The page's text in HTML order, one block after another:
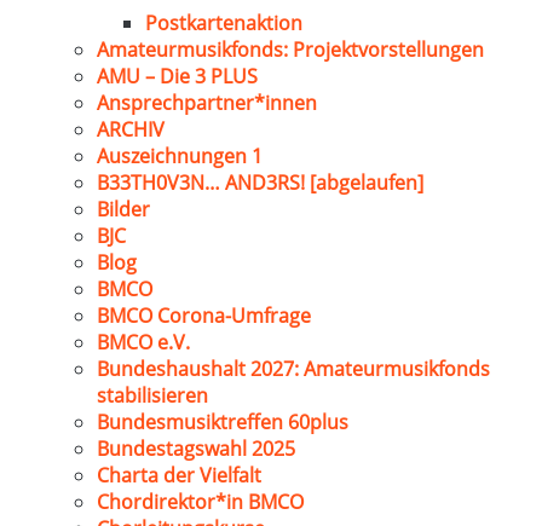
Postkartenaktion
Amateurmusikfonds: Projektvorstellungen
AMU – Die 3 PLUS
Ansprechpartner*innen
ARCHIV
Auszeichnungen 1
B33TH0V3N… AND3RS! [abgelaufen]
Bilder
BJC
Blog
BMCO
BMCO Corona-Umfrage
BMCO e.V.
Bundeshaushalt 2027: Amateurmusikfonds
stabilisieren
Bundesmusiktreffen 60plus
Bundestagswahl 2025
Charta der Vielfalt
Chordirektor*in BMCO